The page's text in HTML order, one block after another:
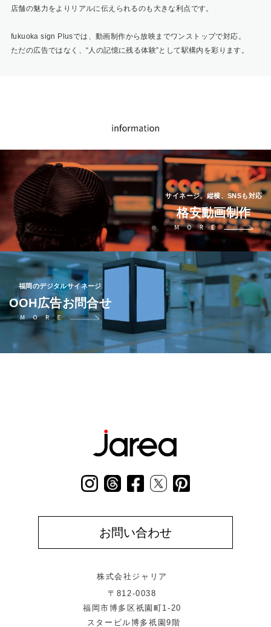
店舗の魅力をよりリアルに伝えられるのも大きな利点です。
fukuoka sign Plusでは、動画制作から放映までワンストップで対応。
ただの広告ではなく、“人の記憶に残る体験”として駅構内を彩ります。
サイネージ、縦横、SNSも対応
格安動画制作
福岡のデジタルサイネージ
OOH広告お問合せ
お問い合わせ
株式会社ジャリア
〒812-0038
福岡市博多区祇園町1-20
スタービル博多祇園9階